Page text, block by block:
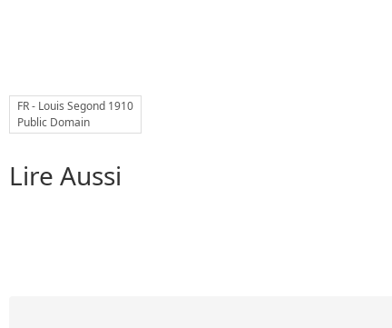
FR - Louis Segond 1910
Public Domain
Lire Aussi